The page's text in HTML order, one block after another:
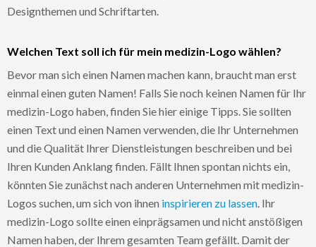
Designthemen und Schriftarten.
Welchen Text soll ich für mein medizin-Logo wählen?
Bevor man sich einen Namen machen kann, braucht man erst
einmal einen guten Namen! Falls Sie noch keinen Namen für Ihr
medizin-Logo haben, finden Sie hier einige Tipps. Sie sollten
einen Text und einen Namen verwenden, die Ihr Unternehmen
und die Qualität Ihrer Dienstleistungen beschreiben und bei
Ihren Kunden Anklang finden. Fällt Ihnen spontan nichts ein,
könnten Sie zunächst nach anderen Unternehmen mit medizin-
Logos suchen, um sich von ihnen inspirieren zu lassen . Ihr
medizin-Logo sollte einen einprägsamen und nicht anstößigen
Namen haben, der Ihrem gesamten Team gefällt. Damit der